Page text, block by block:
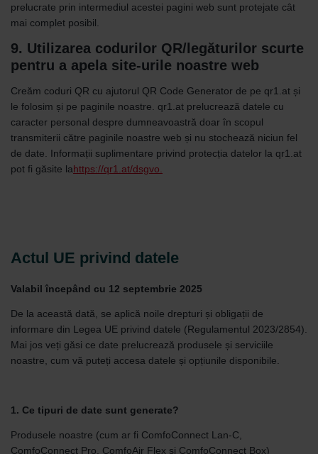
prelucrate prin intermediul acestei pagini web sunt protejate cât
mai complet posibil.
9. Utilizarea codurilor QR/legăturilor scurte
pentru a apela site-urile noastre web
Creăm coduri QR cu ajutorul QR Code Generator de pe qr1.at și
le folosim și pe paginile noastre. qr1.at prelucrează datele cu
caracter personal despre dumneavoastră doar în scopul
transmiterii către paginile noastre web și nu stochează niciun fel
de date. Informații suplimentare privind protecția datelor la qr1.at
pot fi găsite lahttps://qr1.at/dsgvo.
Actul UE privind datele
Valabil începând cu 12 septembrie 2025
De la această dată, se aplică noile drepturi și obligații de
informare din Legea UE privind datele (Regulamentul 2023/2854).
Mai jos veți găsi ce date prelucrează produsele și serviciile
noastre, cum vă puteți accesa datele și opțiunile disponibile.
1. Ce tipuri de date sunt generate?
Produsele noastre (cum ar fi ComfoConnect Lan-C,
ComfoConnect Pro, ComfoAir Flex și ComfoConnect Box)